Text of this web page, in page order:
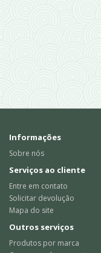
Informações
Sobre nós
Serviços ao cliente
Entre em contato
Solicitar devolução
Mapa do site
Outros serviços
Produtos por marca